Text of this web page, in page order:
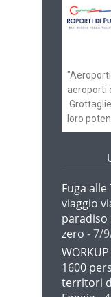
aeroporti
loro
Fuga
viaggio
paradiso
zero - 7/
1600
territori